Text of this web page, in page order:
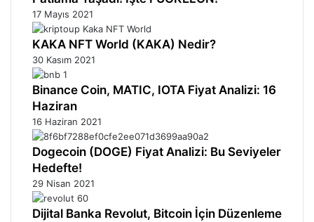
17 Mayıs 2021
KAKA NFT World (KAKA) Nedir?
30 Kasım 2021
Binance Coin, MATIC, IOTA Fiyat Analizi: 16
Haziran
16 Haziran 2021
Dogecoin (DOGE) Fiyat Analizi: Bu Seviyeler
Hedefte!
29 Nisan 2021
Dijital Banka Revolut, Bitcoin İçin Düzenleme